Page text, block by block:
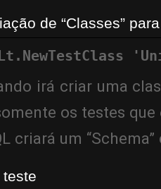
de “Classes”
irá criar uma
os testes
criará um